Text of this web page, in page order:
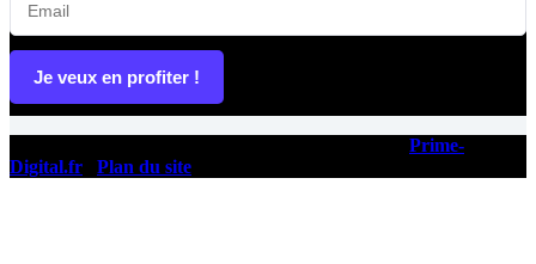
Je veux en profiter !
Prime-
Digital.fr
Plan du site